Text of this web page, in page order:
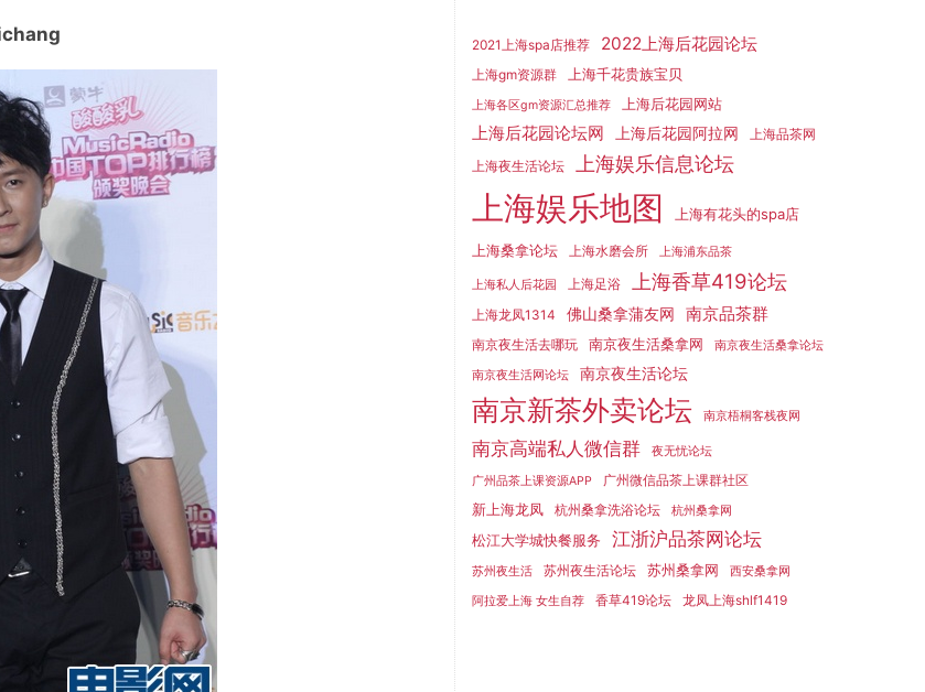
2021上海spa店推荐 2022上海后花园论坛
上海gm资源群 上海千花贵族宝贝
上海各区gm资源汇总推荐 上海后花园网站
上海后花园论坛网 上海后花园阿拉网 上海品茶网
上海夜生活论坛 上海娱乐信息论坛
上海娱乐地图 上海有花头的spa店
上海桑拿论坛 上海水磨会所 上海浦东品茶
上海私人后花园 上海足浴 上海香草419论坛
上海龙凤1314 佛山桑拿蒲友网 南京品茶群
南京夜生活去哪玩 南京夜生活桑拿网 南京夜生活桑拿论坛
南京夜生活网论坛 南京夜生活论坛
南京新茶外卖论坛 南京梧桐客栈夜网
南京高端私人微信群 夜无忧论坛
广州品茶上课资源APP 广州微信品茶上课群社区
新上海龙凤 杭州桑拿洗浴论坛 杭州桑拿网
松江大学城快餐服务 江浙沪品茶网论坛
苏州夜生活 苏州夜生活论坛 苏州桑拿网 西安桑拿网
阿拉爱上海 女生自荐 香草419论坛 龙凤上海shlf1419